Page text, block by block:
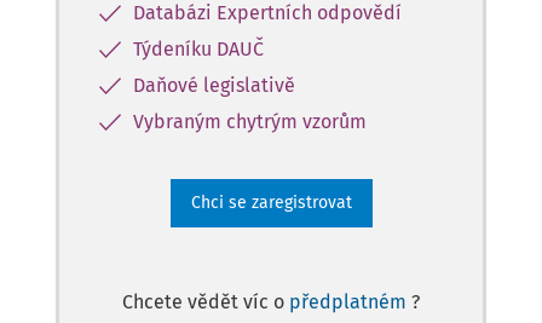
Databázi Expertních odpovědí
Týdeníku DAUČ
Daňové legislativě
Vybraným chytrým vzorům
Chci se zaregistrovat
Chcete vědět víc o předplatném ?